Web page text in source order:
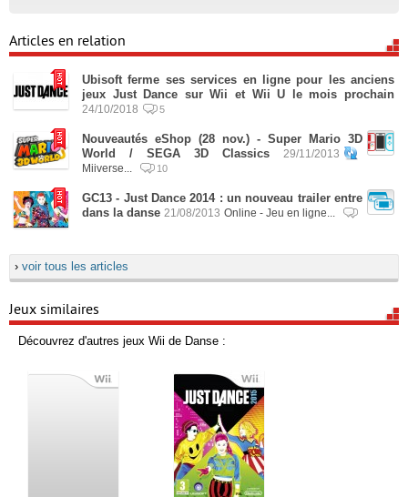
Articles en relation
Ubisoft ferme ses services en ligne pour les anciens
jeux Just Dance sur Wii et Wii U le mois prochain
24/10/2018 5
Nouveautés eShop (28 nov.) - Super Mario 3D
World / SEGA 3D Classics
29/11/2013
Miiverse...
10
GC13 - Just Dance 2014 : un nouveau trailer entre
dans la danse 21/08/2013 Online - Jeu en ligne...
› voir tous les articles
Jeux similaires
Découvrez d'autres jeux Wii de Danse :